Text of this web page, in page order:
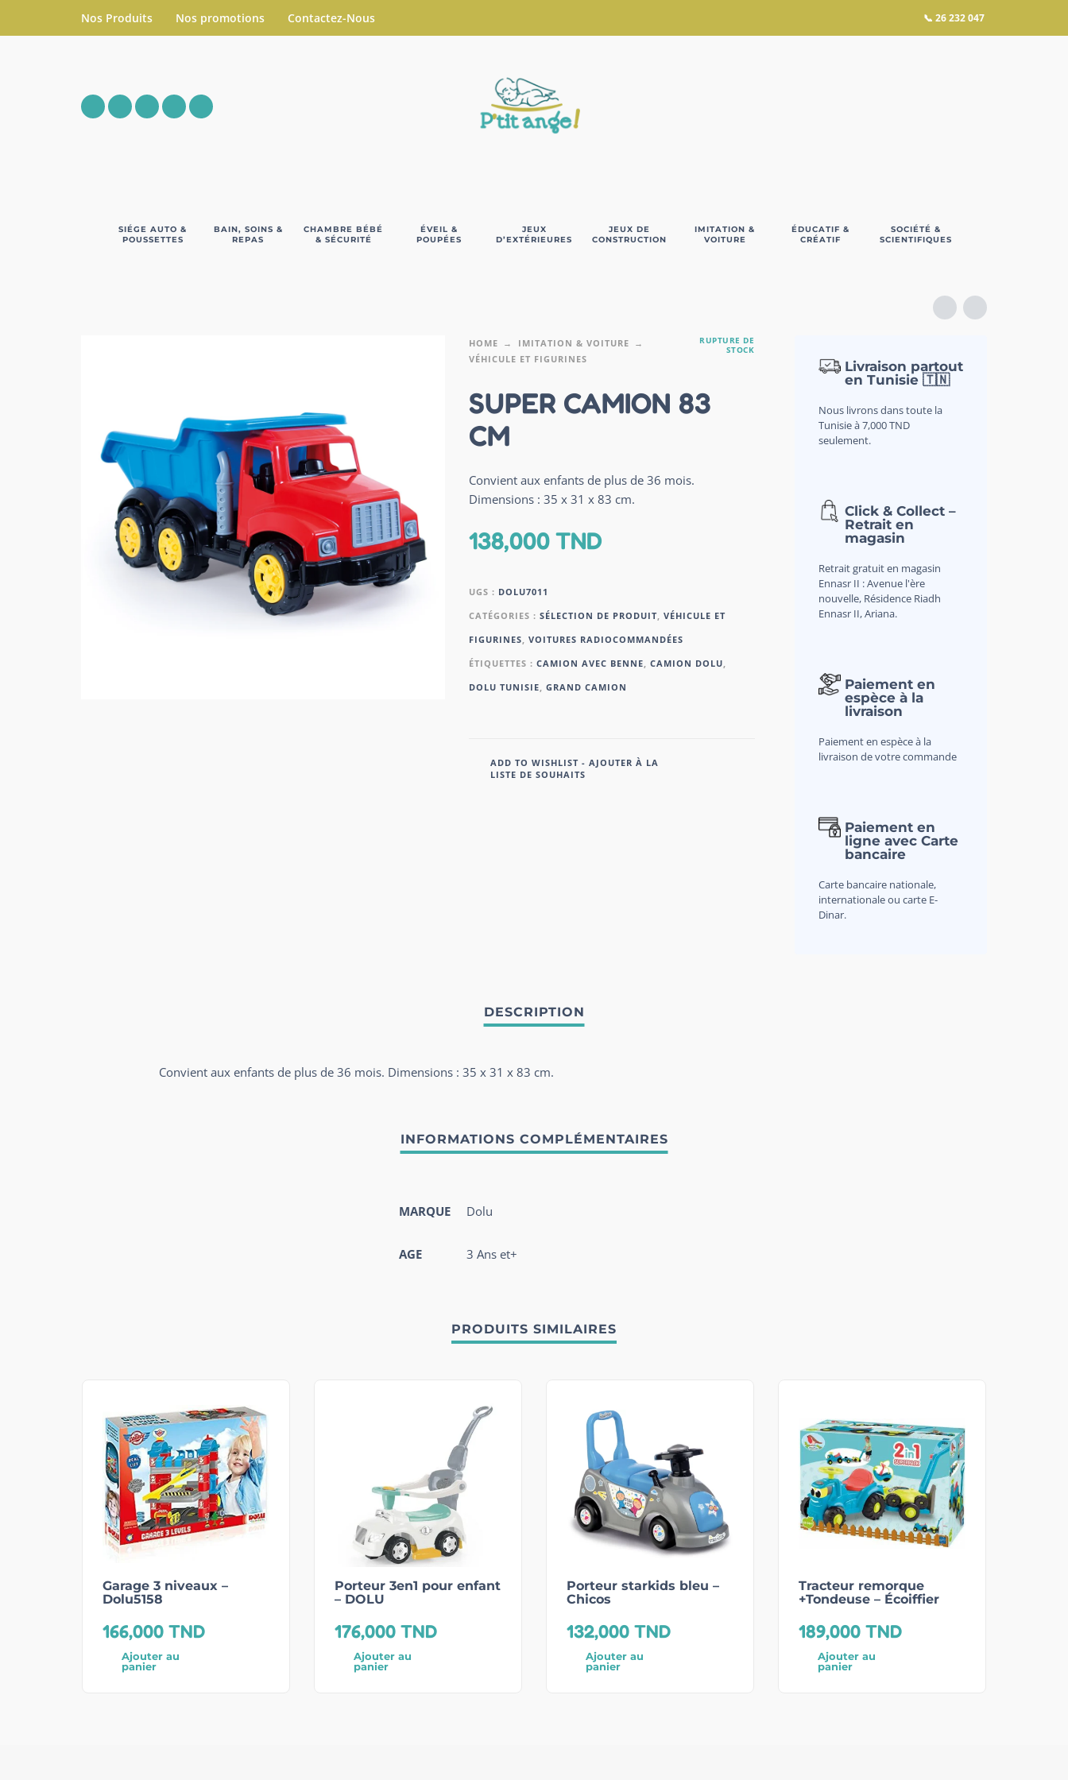
Nos Produits Nos promotions Contactez-Nous 📞 26 232 047
SIÉGE AUTO &
POUSSETTES
BAIN, SOINS &
REPAS
CHAMBRE BÉBÉ
& SÉCURITÉ
ÉVEIL &
POUPÉES
JEUX
D’EXTÉRIEURES
JEUX DE
CONSTRUCTION
IMITATION &
VOITURE
ÉDUCATIF &
CRÉATIF
SOCIÉTÉ &
SCIENTIFIQUES
HOME
IMITATION & VOITURE
VÉHICULE ET FIGURINES
RUPTURE DE
STOCK
SUPER CAMION 83
CM
Convient aux enfants de plus de 36 mois.
Dimensions : 35 x 31 x 83 cm.
138,000TND
UGS : DOLU7011
CATÉGORIES : SÉLECTION DE PRODUIT, VÉHICULE ET
FIGURINES, VOITURES RADIOCOMMANDÉES
ÉTIQUETTES : CAMION AVEC BENNE, CAMION DOLU,
DOLU TUNISIE, GRAND CAMION
ADD TO WISHLIST - AJOUTER À LA
LISTE DE SOUHAITS
Livraison partout
en Tunisie 🇹🇳
Nous livrons dans toute la
Tunisie à 7,000 TND
seulement.
Click & Collect –
Retrait en
magasin
Retrait gratuit en magasin
Ennasr II : Avenue l'ère
nouvelle, Résidence Riadh
Ennasr II, Ariana.
Paiement en
espèce à la
livraison
Paiement en espèce à la
livraison de votre commande
Paiement en
ligne avec Carte
bancaire
Carte bancaire nationale,
internationale ou carte E-
Dinar.
Convient aux enfants de plus de 36 mois. Dimensions : 35 x 31 x 83 cm.
MARQUE Dolu
AGE 3 Ans et+
PRODUITS SIMILAIRES
Garage 3 niveaux –
Dolu5158
166,000 TND
Ajouter au
panier
Porteur 3en1 pour enfant
– DOLU
176,000 TND
Ajouter au
panier
Porteur starkids bleu –
Chicos
132,000 TND
Ajouter au
panier
Tracteur remorque
+Tondeuse – Écoiffier
189,000 TND
Ajouter au
panier